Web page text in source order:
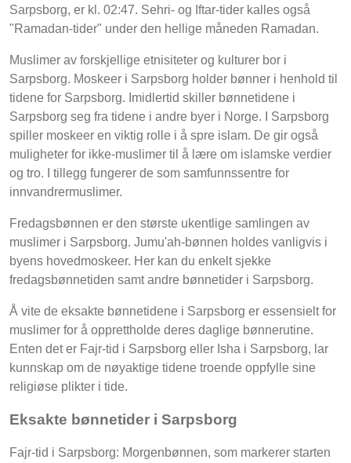
Sarpsborg, er kl. 02:47. Sehri- og Iftar-tider kalles også
"Ramadan-tider" under den hellige måneden Ramadan.
Muslimer av forskjellige etnisiteter og kulturer bor i
Sarpsborg. Moskeer i Sarpsborg holder bønner i henhold til
tidene for Sarpsborg. Imidlertid skiller bønnetidene i
Sarpsborg seg fra tidene i andre byer i Norge. I Sarpsborg
spiller moskeer en viktig rolle i å spre islam. De gir også
muligheter for ikke-muslimer til å lære om islamske verdier
og tro. I tillegg fungerer de som samfunnssentre for
innvandrermuslimer.
Fredagsbønnen er den største ukentlige samlingen av
muslimer i Sarpsborg. Jumu'ah-bønnen holdes vanligvis i
byens hovedmoskeer. Her kan du enkelt sjekke
fredagsbønnetiden samt andre bønnetider i Sarpsborg.
Å vite de eksakte bønnetidene i Sarpsborg er essensielt for
muslimer for å opprettholde deres daglige bønnerutine.
Enten det er Fajr-tid i Sarpsborg eller Isha i Sarpsborg, lar
kunnskap om de nøyaktige tidene troende oppfylle sine
religiøse plikter i tide.
Eksakte bønnetider i Sarpsborg
Fajr-tid i Sarpsborg: Morgenbønnen, som markerer starten